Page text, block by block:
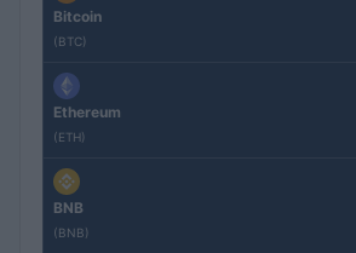
Bitcoin
(BTC)
Ethereum
(ETH)
BNB
(BNB)